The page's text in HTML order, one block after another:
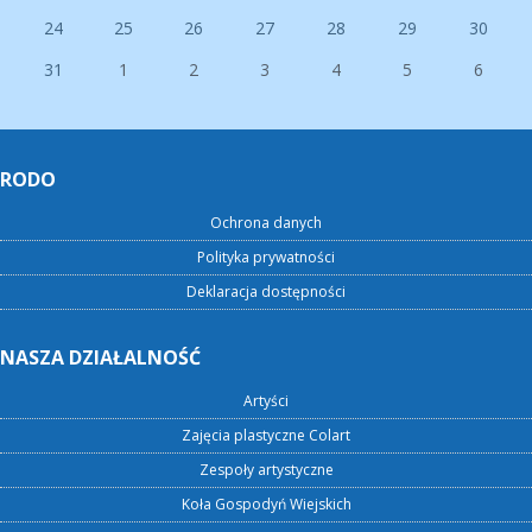
24
25 26 27 28 29
30
31
1 2 3 4 5 6
RODO
Ochrona danych
Polityka prywatności
Deklaracja dostępności
NASZA DZIAŁALNOŚĆ
Artyści
Zajęcia plastyczne Colart
Zespoły artystyczne
Koła Gospodyń Wiejskich